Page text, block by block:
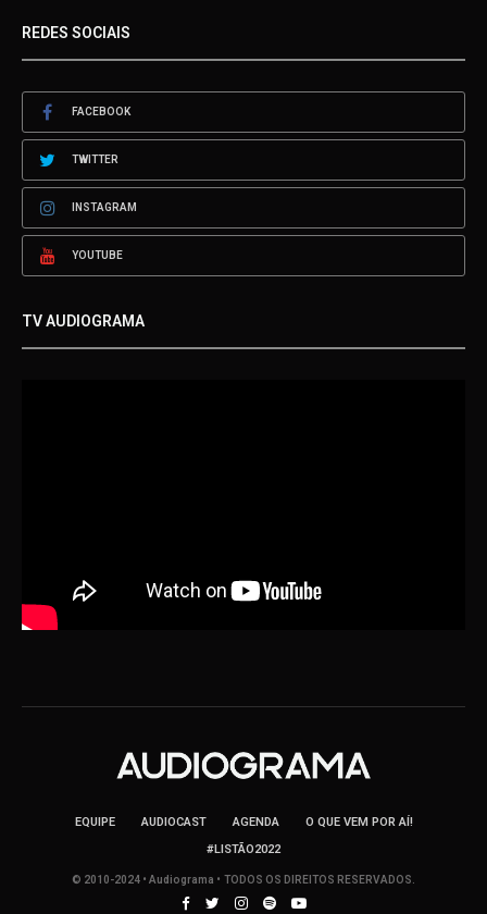
REDES SOCIAIS
FACEBOOK
TWITTER
INSTAGRAM
YOUTUBE
TV AUDIOGRAMA
EQUIPE AUDIOCAST AGENDA
O QUE VEM POR AÍ!
#LISTÃO2022
© 2010-2024 • Audiograma • TODOS OS DIREITOS RESERVADOS.